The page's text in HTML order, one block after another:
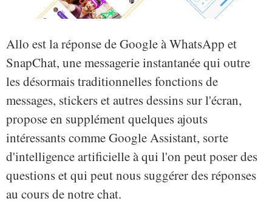
Allo est la réponse de Google à WhatsApp et
SnapChat, une messagerie instantanée qui outre
les désormais traditionnelles fonctions de
messages, stickers et autres dessins sur l'écran,
propose en supplément quelques ajouts
intéressants comme Google Assistant, sorte
d'intelligence artificielle à qui l'on peut poser des
questions et qui peut nous suggérer des réponses
au cours de notre chat.